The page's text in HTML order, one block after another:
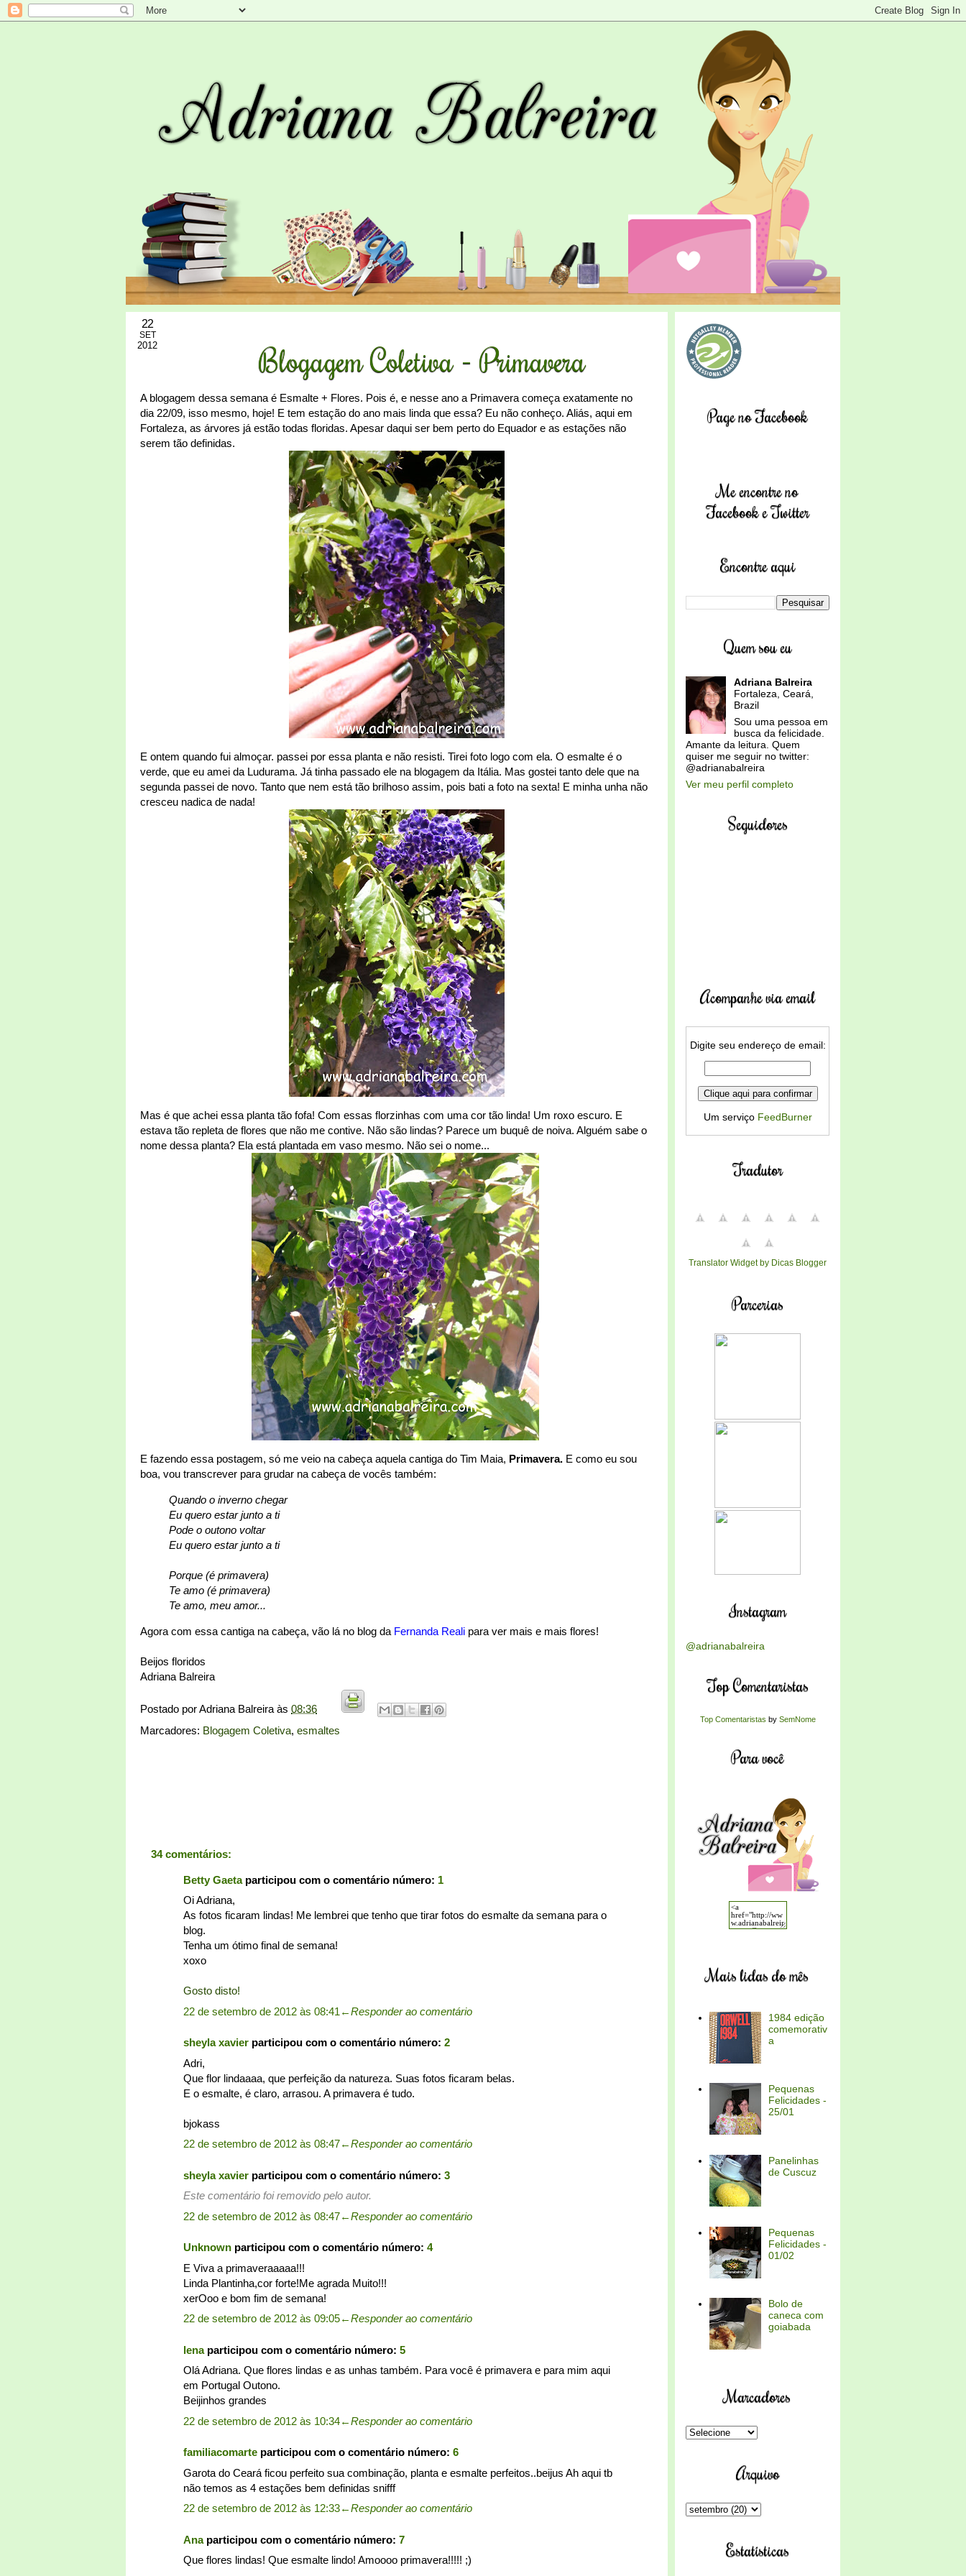
22
SET
2012 Blogagem Coletiva - Primavera
A blogagem dessa semana é Esmalte + Flores. Pois é, e nesse ano a Primavera começa exatamente no
dia 22/09, isso mesmo, hoje! E tem estação do ano mais linda que essa? Eu não conheço. Aliás, aqui em
Fortaleza, as árvores já estão todas floridas. Apesar daqui ser bem perto do Equador e as estações não
serem tão definidas.
E ontem quando fui almoçar. passei por essa planta e não resisti. Tirei foto logo com ela. O esmalte é o
verde, que eu amei da Ludurama. Já tinha passado ele na blogagem da Itália. Mas gostei tanto dele que na
segunda passei de novo. Tanto que nem está tão brilhoso assim, pois bati a foto na sexta! E minha unha não
cresceu nadica de nada!
Mas é que achei essa planta tão fofa! Com essas florzinhas com uma cor tão linda! Um roxo escuro. E
estava tão repleta de flores que não me contive. Não são lindas? Parece um buquê de noiva. Alguém sabe o
nome dessa planta? Ela está plantada em vaso mesmo. Não sei o nome...
E fazendo essa postagem, só me veio na cabeça aquela cantiga do Tim Maia, Primavera. E como eu sou
boa, vou transcrever para grudar na cabeça de vocês também:
Quando o inverno chegar
Eu quero estar junto a ti
Pode o outono voltar
Eu quero estar junto a ti
Porque (é primavera)
Te amo (é primavera)
Te amo, meu amor...
Agora com essa cantiga na cabeça, vão lá no blog da Fernanda Reali para ver mais e mais flores!
Beijos floridos
Adriana Balreira
Postado porAdriana Balreira às 08:36
Marcadores: Blogagem Coletiva, esmaltes
34 comentários:
Betty Gaetaparticipou com o comentário número: 1
Oi Adriana,
As fotos ficaram lindas! Me lembrei que tenho que tirar fotos do esmalte da semana para o
blog.
Tenha um ótimo final de semana!
xoxo
Gosto disto!
22 de setembro de 2012 às 08:41 ←Responder ao comentário
sheyla xavier participou com o comentário número: 2
Adri,
Que flor lindaaaa, que perfeição da natureza. Suas fotos ficaram belas.
E o esmalte, é claro, arrasou. A primavera é tudo.
bjokass
22 de setembro de 2012 às 08:47←Responder ao comentário
sheyla xavier participou com o comentário número: 3
Este comentário foi removido pelo autor.
22 de setembro de 2012 às 08:47←Responder ao comentário
Unknown participou com o comentário número: 4
E Viva a primaveraaaaa!!!
Linda Plantinha,cor forte!Me agrada Muito!!!
xerOoo e bom fim de semana!
22 de setembro de 2012 às 09:05←Responder ao comentário
lenaparticipou com o comentário número: 5
Olá Adriana. Que flores lindas e as unhas também. Para você é primavera e para mim aqui
em Portugal Outono.
Beijinhos grandes
22 de setembro de 2012 às 10:34←Responder ao comentário
familiacomarte participou com o comentário número: 6
Garota do Ceará ficou perfeito sua combinação, planta e esmalte perfeitos..beijus Ah aqui tb
não temos as 4 estações bem definidas snifff
22 de setembro de 2012 às 12:33←Responder ao comentário
Anaparticipou com o comentário número: 7
Que flores lindas! Que esmalte lindo! Amoooo primavera!!!!! ;)
Page no Facebook
Me encontre no
Facebook e Twitter
Encontre aqui
Quem sou eu
Adriana Balreira
Fortaleza, Ceará,
Brazil
Sou uma pessoa em
busca da felicidade.
Amante da leitura. Quem
quiser me seguir no twitter:
@adrianabalreira
Ver meu perfil completo
Seguidores
Acompanhe via email
Digite seu endereço de email:
Um serviço FeedBurner
Tradutor
Translator Widget by Dicas Blogger
Parcerias
Instagram
@adrianabalreira
Top Comentaristas
Top Comentaristas by SemNome
Para você
Mais lidas do mês
1984 edição
comemorativ
a
Pequenas
Felicidades -
25/01
Panelinhas
de Cuscuz
Pequenas
Felicidades -
01/02
Bolo de
caneca com
goiabada
Marcadores
Arquivo
Estatísticas